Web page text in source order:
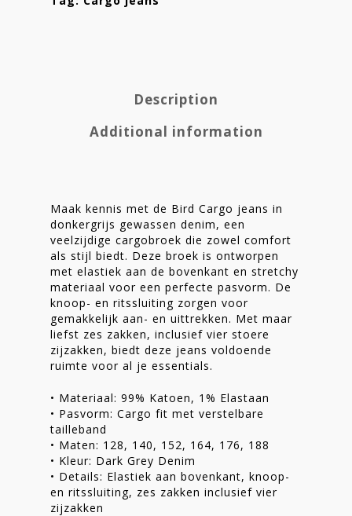
Description
Additional information
Maak kennis met de Bird Cargo jeans in
donkergrijs gewassen denim, een
veelzijdige cargobroek die zowel comfort
als stijl biedt. Deze broek is ontworpen
met elastiek aan de bovenkant en stretchy
materiaal voor een perfecte pasvorm. De
knoop- en ritssluiting zorgen voor
gemakkelijk aan- en uittrekken. Met maar
liefst zes zakken, inclusief vier stoere
zijzakken, biedt deze jeans voldoende
ruimte voor al je essentials.
• Materiaal: 99% Katoen, 1% Elastaan
• Pasvorm: Cargo fit met verstelbare
tailleband
• Maten: 128, 140, 152, 164, 176, 188
• Kleur: Dark Grey Denim
• Details: Elastiek aan bovenkant, knoop-
en ritssluiting, zes zakken inclusief vier
zijzakken
Homepage
Stories
Contact
Nieuwsbrief